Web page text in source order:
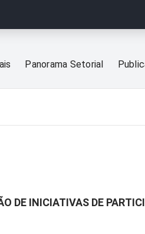
Panorama Setorial
DE INICIATIVAS DE